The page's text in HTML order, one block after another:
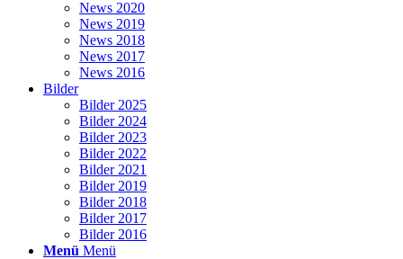
News 2020
News 2019
News 2018
News 2017
News 2016
Bilder
Bilder 2025
Bilder 2024
Bilder 2023
Bilder 2022
Bilder 2021
Bilder 2019
Bilder 2018
Bilder 2017
Bilder 2016
Menü Menü